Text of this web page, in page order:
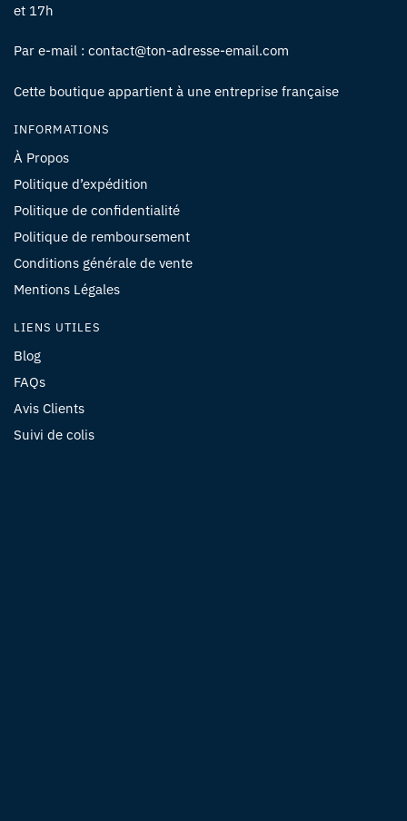
et 17h
Par e-mail : contact@ton-adresse-email.com
Cette boutique appartient à une entreprise française
INFORMATIONS
À Propos
Politique d’expédition
Politique de confidentialité
Politique de remboursement
Conditions générale de vente
Mentions Légales
LIENS UTILES
Blog
FAQs
Avis Clients
Suivi de colis